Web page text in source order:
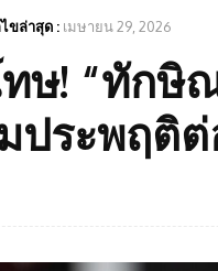
ขล่าสุด : เมษายน 29, 2026
ษ! “ทักษิ
ประพฤติ